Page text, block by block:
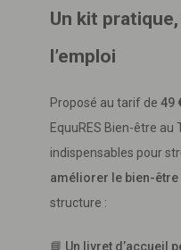
Un kit
l’emploi
Proposé au tarif de 49
EquuRES Bien-être au
indispensables pour
améliorer le bien-être
structure :
📘 Un livret d’accueil